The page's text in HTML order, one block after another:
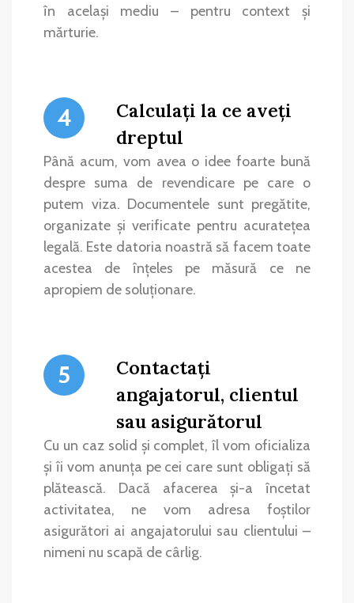
în același mediu – pentru context și
mărturie.
4
Calculați la ce aveți
dreptul
Până acum, vom avea o idee foarte bună
despre suma de revendicare pe care o
putem viza. Documentele sunt pregătite,
organizate și verificate pentru acuratețea
legală. Este datoria noastră să facem toate
acestea de înțeles pe măsură ce ne
apropiem de soluționare.
5
Contactați
angajatorul, clientul
sau asigurătorul
Cu un caz solid și complet, îl vom oficializa
și îi vom anunța pe cei care sunt obligați să
plătească. Dacă afacerea și-a încetat
activitatea, ne vom adresa foștilor
asigurători ai angajatorului sau clientului –
nimeni nu scapă de cârlig.